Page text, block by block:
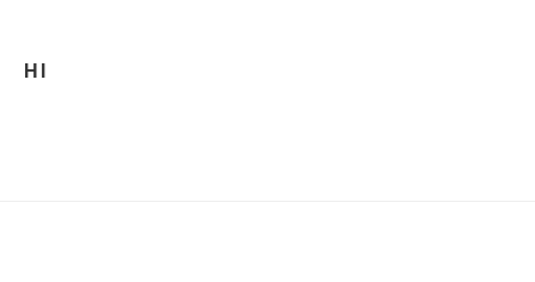
HI